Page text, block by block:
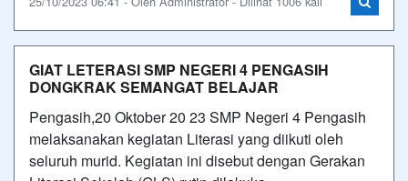
GIAT LETERASI SMP NEGERI 4 PENGASIH
DONGKRAK SEMANGAT BELAJAR
Pengasih,20 Oktober 20 23 SMP Negeri 4 Pengasih
melaksanakan kegiatan Literasi yang diikuti oleh
seluruh murid. Kegiatan ini disebut dengan Gerakan